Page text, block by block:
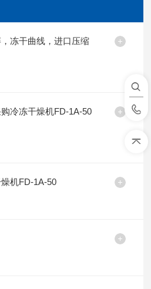
冻干曲线，进口压缩
冷冻干燥机FD-1A-50
机FD-1A-50